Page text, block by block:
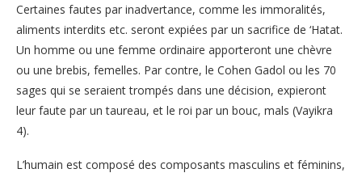
Certaines fautes par inadvertance, comme les immoralités,
aliments interdits etc. seront expiées par un sacrifice de ‘Hatat.
Un homme ou une femme ordinaire apporteront une chèvre
ou une brebis, femelles. Par contre, le Cohen Gadol ou les 70
sages qui se seraient trompés dans une décision, expieront
leur faute par un taureau, et le roi par un bouc, mals (Vayikra
4).
L’humain est composé des composants masculins et féminins,